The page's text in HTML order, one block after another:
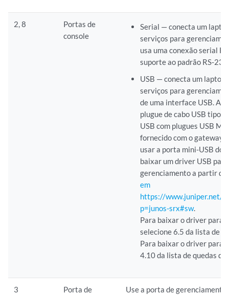
2, 8
Portas de
console
Serial — conecta um
serviços para
usa uma conexão serial
suporte ao padrão RS-
USB — conecta um laptop
serviços para
de uma interface USB. A
plugue de cabo USB tipo
USB com plugues USB
fornecido com o gateway
usar a porta mini-USB do
baixar um driver USB
gerenciamento a partir da
em
https://www.juniper.net/
p=junos-srx#sw.
Para baixar o driver para
selecione 6.5 da lista de
Para baixar o driver para
4.10 da lista de quedas da
3
Porta de
Use a porta de